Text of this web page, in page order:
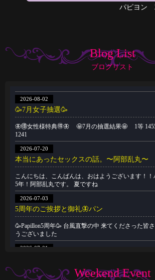
パピヨン
Blog List
ブログリスト
2026-08-02
🥳7月女子抽選🥳
🦋🉐女性様特典🉐🦋 🤩7月の抽選結果🤩 1等
1241
2026-07-20
本当にあったセックスの話。〜阿部乱丸〜
こんにちは、こんばんは、おはようございます！
5年！阿部乱丸です。 夏ですね
2026-07-03
5周年のご挨拶と御礼🦋パン
🥳Papillon5周年🥳 台風直撃の中 来てくださった皆
うございました
2026-07-01
🦋🉐女性様特典🉐🦋 🤩6月の抽選結果🤩 1等
Weekend Event